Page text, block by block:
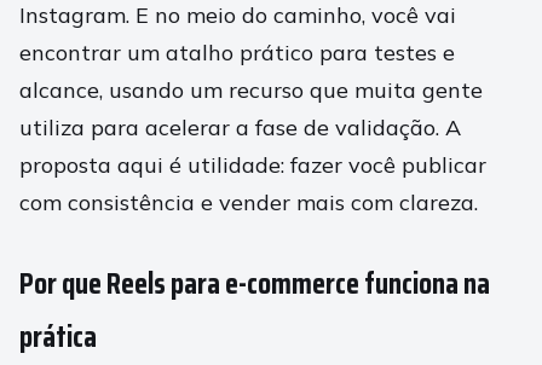
Instagram. E no meio do caminho, você vai
encontrar um atalho prático para testes e
alcance, usando um recurso que muita gente
utiliza para acelerar a fase de validação. A
proposta aqui é utilidade: fazer você publicar
com consistência e vender mais com clareza.
Por que Reels para e-commerce funciona na
prática